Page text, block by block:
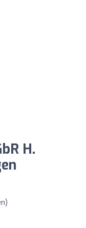
H.